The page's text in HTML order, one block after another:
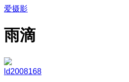
爱摄影
雨滴
ld2008168